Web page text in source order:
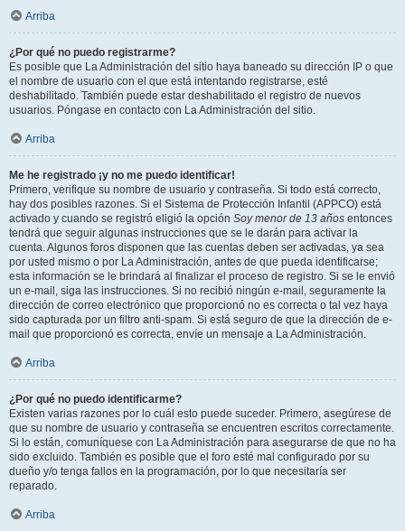
Arriba
¿Por qué no puedo registrarme?
Es posible que La Administración del sitio haya baneado su dirección IP o que
el nombre de usuario con el que está intentando registrarse, esté
deshabilitado. También puede estar deshabilitado el registro de nuevos
usuarios. Póngase en contacto con La Administración del sitio.
Arriba
Me he registrado ¡y no me puedo identificar!
Primero, verifique su nombre de usuario y contraseña. Si todo está correcto,
hay dos posibles razones. Si el Sistema de Protección Infantil (APPCO) está
activado y cuando se registró eligió la opción Soy menor de 13 años entonces
tendrá que seguir algunas instrucciones que se le darán para activar la
cuenta. Algunos foros disponen que las cuentas deben ser activadas, ya sea
por usted mismo o por La Administración, antes de que pueda identificarse;
esta información se le brindará al finalizar el proceso de registro. Si se le envió
un e-mail, siga las instrucciones. Si no recibió ningún e-mail, seguramente la
dirección de correo electrónico que proporcionó no es correcta o tal vez haya
sido capturada por un filtro anti-spam. Si está seguro de que la dirección de e-
mail que proporcionó es correcta, envíe un mensaje a La Administración.
Arriba
¿Por qué no puedo identificarme?
Existen varias razones por lo cuál esto puede suceder. Primero, asegúrese de
que su nombre de usuario y contraseña se encuentren escritos correctamente.
Si lo están, comuníquese con La Administración para asegurarse de que no ha
sido excluido. También es posible que el foro esté mal configurado por su
dueño y/o tenga fallos en la programación, por lo que necesitaría ser
reparado.
Arriba